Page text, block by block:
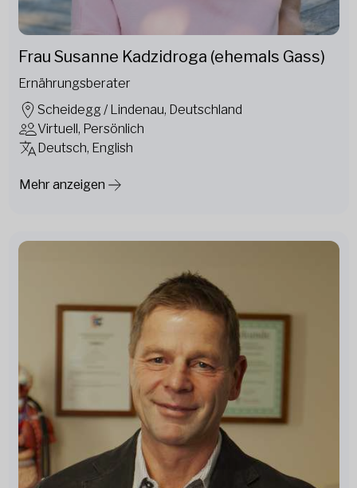
Frau Susanne Kadzidroga (ehemals Gass)
Ernährungsberater
Scheidegg / Lindenau, Deutschland
Virtuell, Persönlich
Deutsch, English
Mehr anzeigen